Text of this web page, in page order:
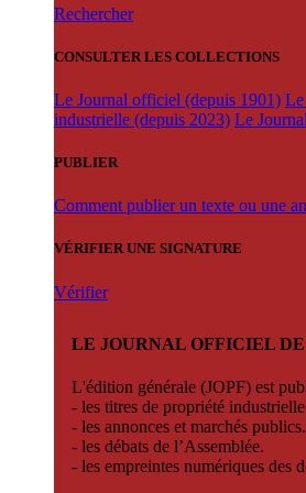
Rechercher
CONSULTER LES COLLECTIONS
Le Journal officiel (depuis 1901) Le
industrielle (depuis 2023) Le
PUBLIER
Comment publier un texte ou une
VÉRIFIER UNE SIGNATURE
Vérifier
LE JOURNAL OFFICIEL
L'édition générale (JOPF) est
- les titres de propriété
- les annonces et marchés publics.
- les débats de l’Assemblée.
- les empreintes numériques des